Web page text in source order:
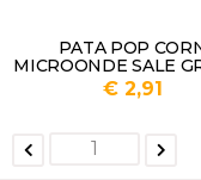
PATA POP
MICROONDE SALE
€ 2,91